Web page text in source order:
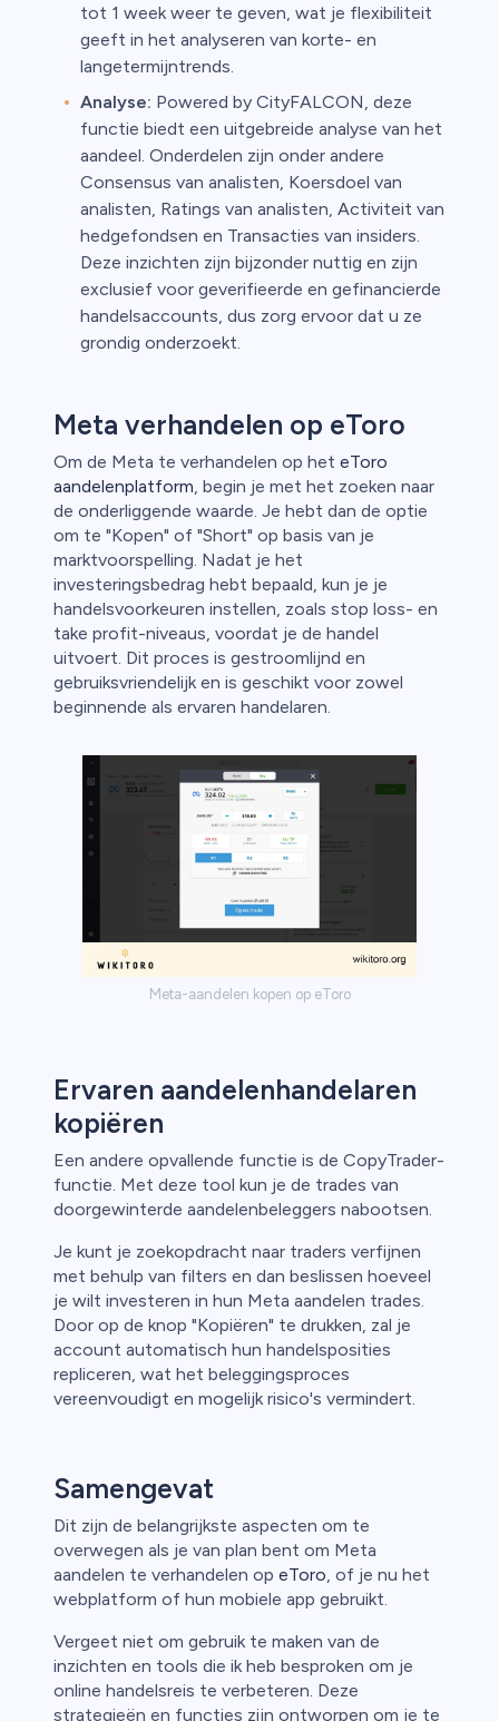
tot 1 week weer te geven, wat je flexibiliteit
geeft in het analyseren van korte- en
langetermijntrends.
Analyse: Powered by CityFALCON, deze
functie biedt een uitgebreide analyse van het
aandeel. Onderdelen zijn onder andere
Consensus van analisten, Koersdoel van
analisten, Ratings van analisten, Activiteit van
hedgefondsen en Transacties van insiders.
Deze inzichten zijn bijzonder nuttig en zijn
exclusief voor geverifieerde en gefinancierde
handelsaccounts, dus zorg ervoor dat u ze
grondig onderzoekt.
Meta verhandelen op eToro
Om de Meta te verhandelen op het eToro
aandelenplatform, begin je met het zoeken naar
de onderliggende waarde. Je hebt dan de optie
om te "Kopen" of "Short" op basis van je
marktvoorspelling. Nadat je het
investeringsbedrag hebt bepaald, kun je je
handelsvoorkeuren instellen, zoals stop loss- en
take profit-niveaus, voordat je de handel
uitvoert. Dit proces is gestroomlijnd en
gebruiksvriendelijk en is geschikt voor zowel
beginnende als ervaren handelaren.
Meta-aandelen kopen op eToro
Ervaren aandelenhandelaren
kopiëren
Een andere opvallende functie is de CopyTrader-
functie. Met deze tool kun je de trades van
doorgewinterde aandelenbeleggers nabootsen.
Je kunt je zoekopdracht naar traders verfijnen
met behulp van filters en dan beslissen hoeveel
je wilt investeren in hun Meta aandelen trades.
Door op de knop "Kopiëren" te drukken, zal je
account automatisch hun handelsposities
repliceren, wat het beleggingsproces
vereenvoudigt en mogelijk risico's vermindert.
Samengevat
Dit zijn de belangrijkste aspecten om te
overwegen als je van plan bent om Meta
aandelen te verhandelen op eToro, of je nu het
webplatform of hun mobiele app gebruikt.
Vergeet niet om gebruik te maken van de
inzichten en tools die ik heb besproken om je
online handelsreis te verbeteren. Deze
strategieën en functies zijn ontworpen om je te